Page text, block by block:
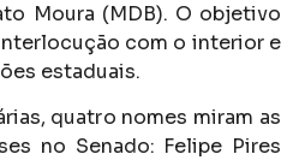
Moura (MDB). O objetivo
com o interior e
estaduais.
quatro nomes miram as
no Senado: Felipe Pires